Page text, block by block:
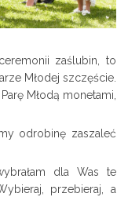
zaślubin, to
Młodej szczęście.
Młodą monetami,
odrobinę zaszaleć
dla Was te
przebieraj, a